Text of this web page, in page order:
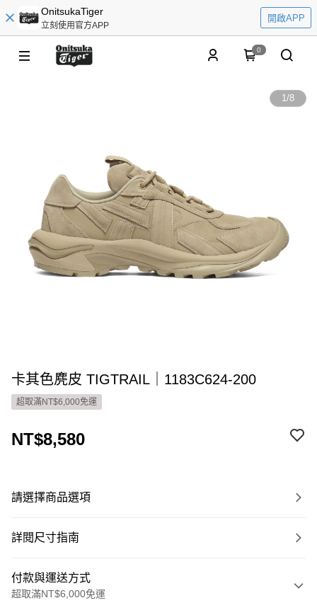
OnitsukaTiger
立刻使用官方APP
開啟APP
0
1/8
卡其色麂皮 TIGTRAIL｜1183C624-200
超取滿NT$6,000免運
NT$8,580
請選擇商品選項
詳閱尺寸指南
付款與運送方式
超取滿NT$6,000免運